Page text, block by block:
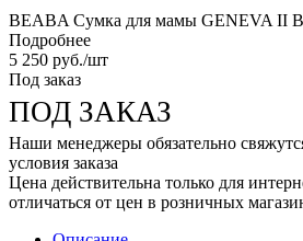
BEABA Сумка для мамы GENEVA II
Подробнее
5 250 руб./шт
Под заказ
ПОД ЗАКАЗ
Наши менеджеры обязательно
условия заказа
Цена действительна только для
отличаться от цен в розничных